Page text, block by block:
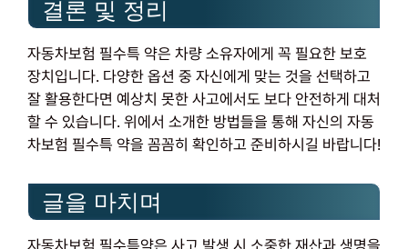
결론 및 정리
자동차보험 필수특 약은 차량 소유자에게 꼭 필요한 보호
장치입니다. 다양한 옵션 중 자신에게 맞는 것을 선택하고
잘 활용한다면 예상치 못한 사고에서도 보다 안전하게 대처
할 수 있습니다. 위에서 소개한 방법들을 통해 자신의 자동
차보험 필수특 약을 꼼꼼히 확인하고 준비하시길 바랍니다!
글을 마치며
자동차보험 필수특약은 사고 발생 시 소중한 재산과 생명을